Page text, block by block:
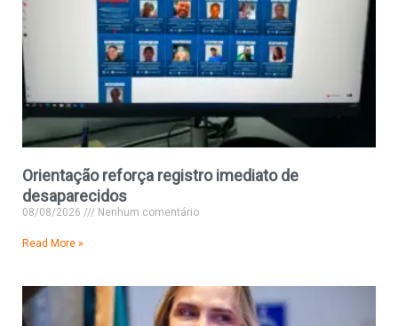
Orientação reforça registro imediato de
desaparecidos
08/08/2026 Nenhum comentário
Read More »